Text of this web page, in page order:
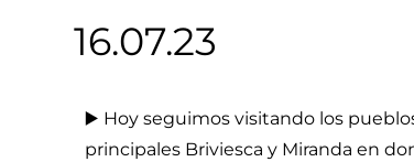
16.07.23
▶️ Hoy seguimos visitando los
principales Briviesca y Miranda en